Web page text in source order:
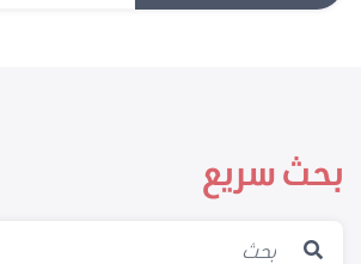
بحث سريع